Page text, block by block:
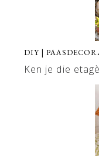
DIY |
Ken je die